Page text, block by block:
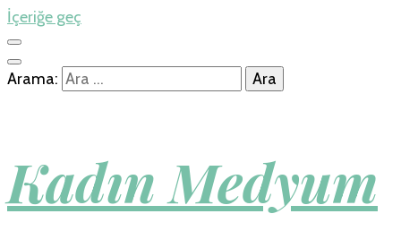
İçeriğe geç
Arama:
Kadın Medyum